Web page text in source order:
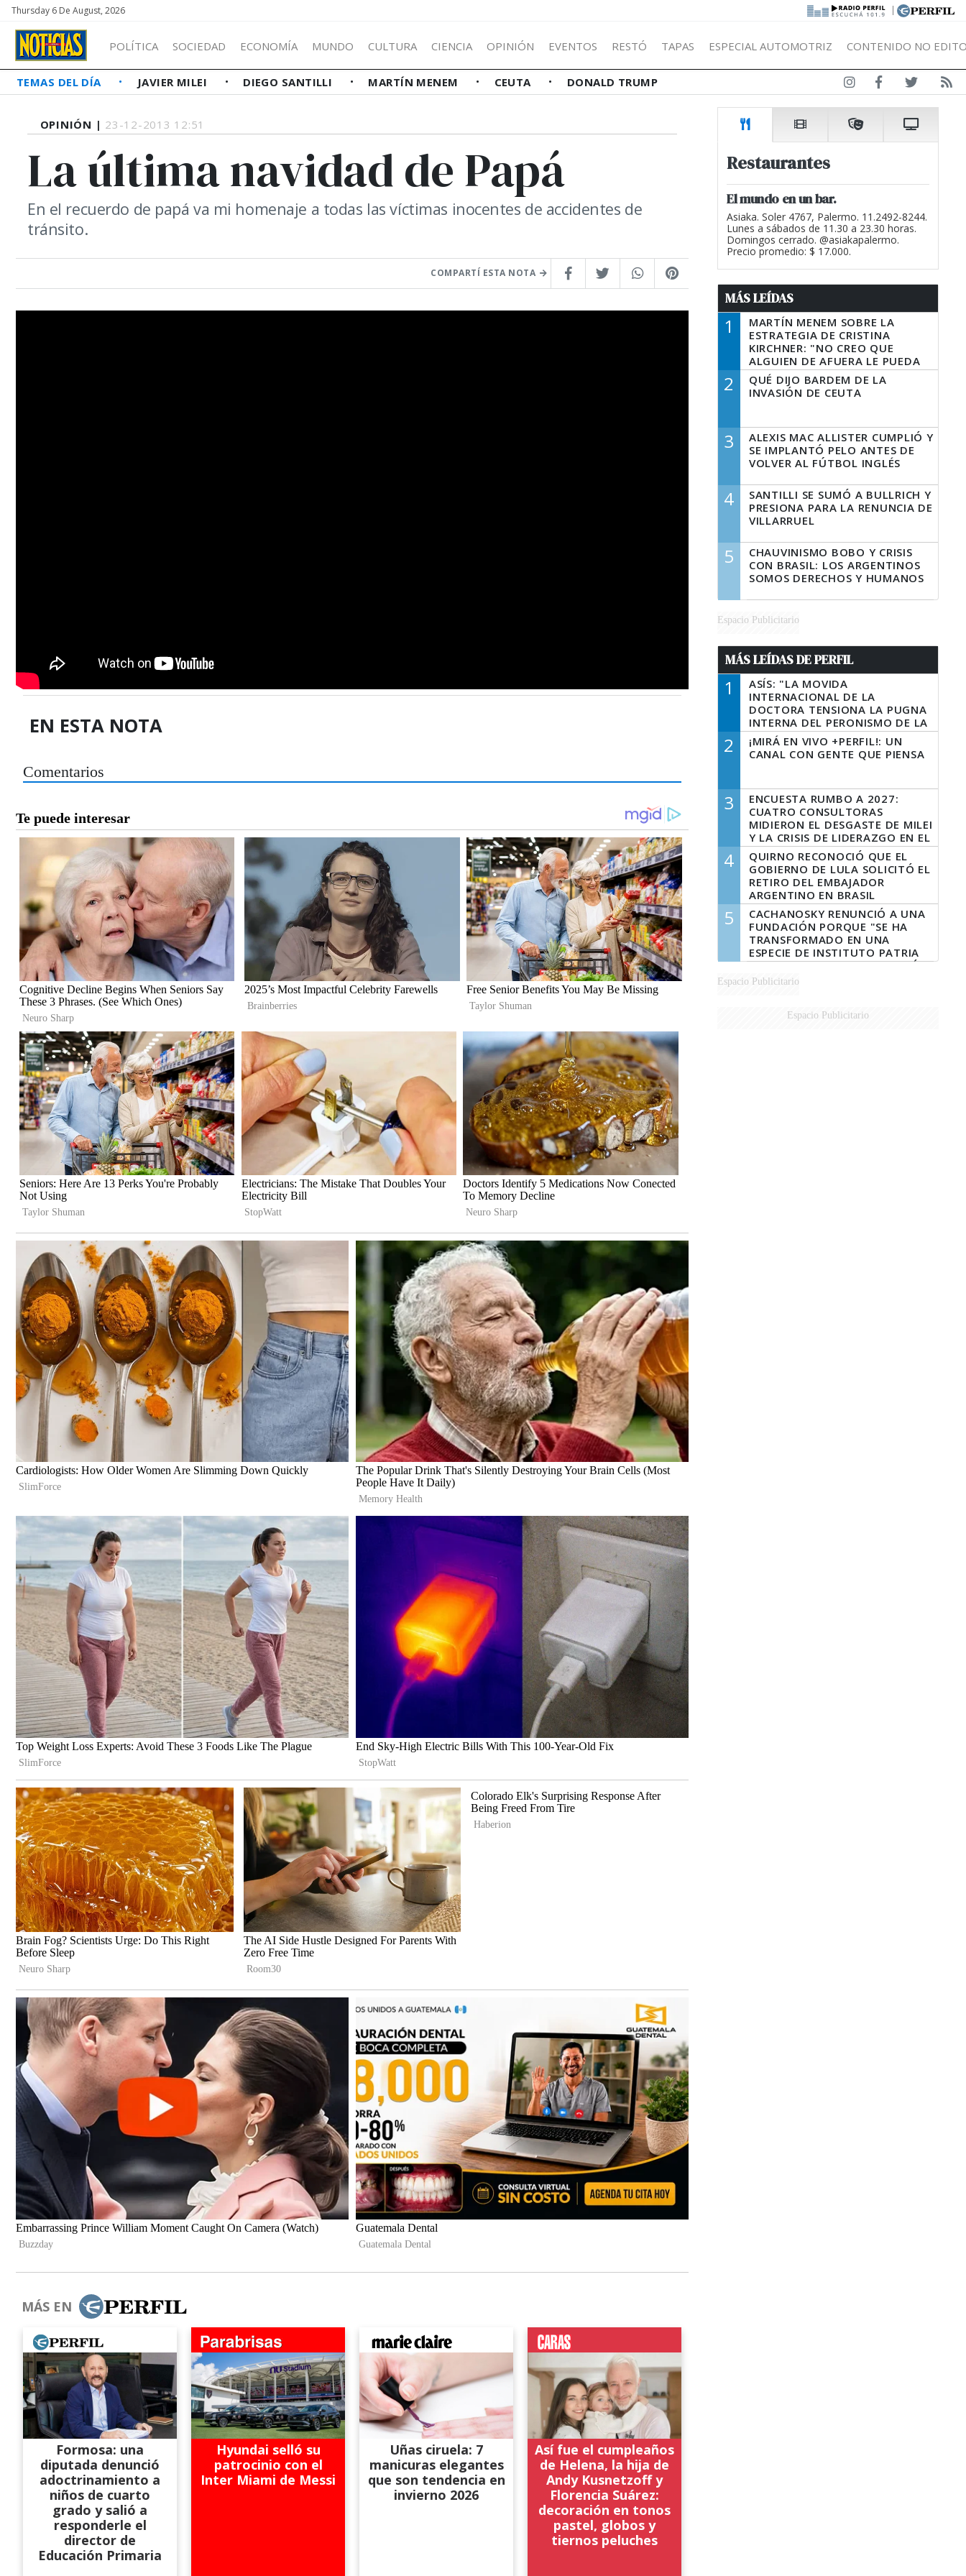
Thursday 6 De August, 2026 |
POLÍTICA SOCIEDAD ECONOMÍA MUNDO CULTURA CIENCIA OPINIÓN EVENTOS RESTÓ TAPAS ESPECIAL AUTOMOTRIZ CONTENIDO NO
TEMAS DEL DÍA JAVIER MILEI DIEGO SANTILLI MARTÍN MENEM CEUTA DONALD TRUMP
OPINIÓN | 23-12-2013 12:51
La última navidad de Papá
En el recuerdo de papá va mi homenaje a todas las víctimas inocentes de accidentes de
tránsito.
COMPARTÍ ESTA NOTA
EN ESTA NOTA
Comentarios
MÁS EN
Formosa: una
diputada denunció
adoctrinamiento a
niños de cuarto
grado y salió a
responderle el
director de
Educación Primaria
Hyundai selló su
patrocinio con el
Inter Miami de Messi
Uñas ciruela: 7
manicuras elegantes
que son tendencia en
invierno 2026
Así fue el cumpleaños
de Helena, la hija de
Andy Kusnetzoff y
Florencia Suárez:
decoración en tonos
pastel, globos y
tiernos peluches
Restaurantes
El mundo en un bar.
Asiaka. Soler 4767, Palermo. 11.2492-8244.
Lunes a sábados de 11.30 a 23.30 horas.
Domingos cerrado. @asiakapalermo.
Precio promedio: $ 17.000.
MÁS LEÍDAS
1
MARTÍN MENEM SOBRE LA
ESTRATEGIA DE CRISTINA
KIRCHNER: "NO CREO QUE
ALGUIEN DE AFUERA LE PUEDA
DECIR A LA JUSTICIA LO QUE
TIENE QUE HACER"
2
QUÉ DIJO BARDEM DE LA
INVASIÓN DE CEUTA
3
ALEXIS MAC ALLISTER CUMPLIÓ Y
SE IMPLANTÓ PELO ANTES DE
VOLVER AL FÚTBOL INGLÉS
4
SANTILLI SE SUMÓ A BULLRICH Y
PRESIONA PARA LA RENUNCIA DE
VILLARRUEL
5
CHAUVINISMO BOBO Y CRISIS
CON BRASIL: LOS ARGENTINOS
SOMOS DERECHOS Y HUMANOS
Espacio Publicitario
MÁS LEÍDAS DE PERFIL
1
ASÍS: "LA MOVIDA
INTERNACIONAL DE LA
DOCTORA TENSIONA LA PUGNA
INTERNA DEL PERONISMO DE LA
PROVINCIA DEL PECADO"
2
¡MIRÁ EN VIVO +PERFIL!: UN
CANAL CON GENTE QUE PIENSA
3
ENCUESTA RUMBO A 2027:
CUATRO CONSULTORAS
MIDIERON EL DESGASTE DE MILEI
Y LA CRISIS DE LIDERAZGO EN EL
PERONISMO
4
QUIRNO RECONOCIÓ QUE EL
GOBIERNO DE LULA SOLICITÓ EL
RETIRO DEL EMBAJADOR
ARGENTINO EN BRASIL
5
CACHANOSKY RENUNCIÓ A UNA
FUNDACIÓN PORQUE "SE HA
TRANSFORMADO EN UNA
ESPECIE DE INSTITUTO PATRIA
INCONDICIONAL DE LA GESTIÓN
DE MILEI"
Espacio Publicitario
Espacio Publicitario